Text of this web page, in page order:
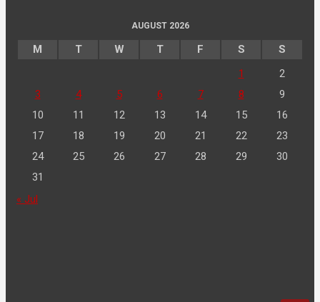
AUGUST 2026
M T W T F S
S
1
2
3
4 5 6 7 8
9
10
11 12 13 14 15
16
17
18 19 20 21 22
23
24
25 26 27 28 29
30
31
« Jul